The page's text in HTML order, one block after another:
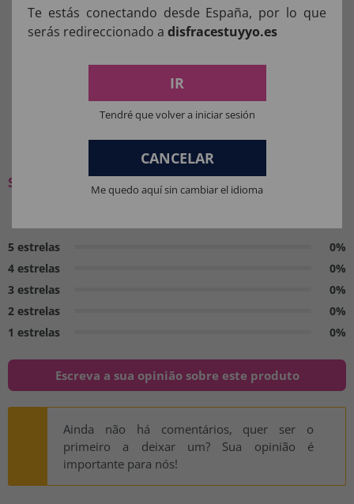
menores de 36 meses devem ser supervisionados
por um adulto.
O QUE OS NOSSOS CLIENTES
PENSAM:
Seja o primeiro a deixar a sua opinião
5 estrelas
0%
4 estrelas
0%
3 estrelas
0%
2 estrelas
0%
1 estrelas
0%
Escreva a sua opinião sobre este produto
Ainda não há comentários, quer ser o
primeiro a deixar um? Sua opinião é
importante para nós!
Te estás conectando desde España, por lo que
serás redireccionado a disfracestuyyo.es
IR
Tendré que volver a iniciar sesión
CANCELAR
Me quedo aquí sin cambiar el idioma